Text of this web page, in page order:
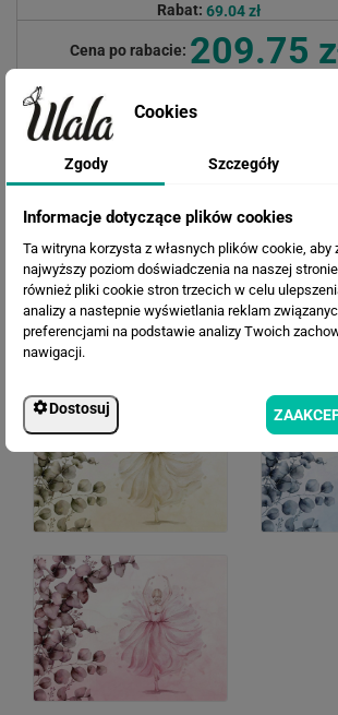
Rabat: 69.04 zł
Cena po rabacie: 209.75
WERSJE
Cookies
Zgody Szczegóły
Informacje dotyczące plików cookies
Ta witryna korzysta z własnych plików cookie, aby
najwyższy poziom doświadczenia na naszej
również pliki cookie stron trzecich w celu
analizy a nastepnie wyświetlania reklam
preferencjami na podstawie analizy Twoich
nawigacji.
Dostosuj